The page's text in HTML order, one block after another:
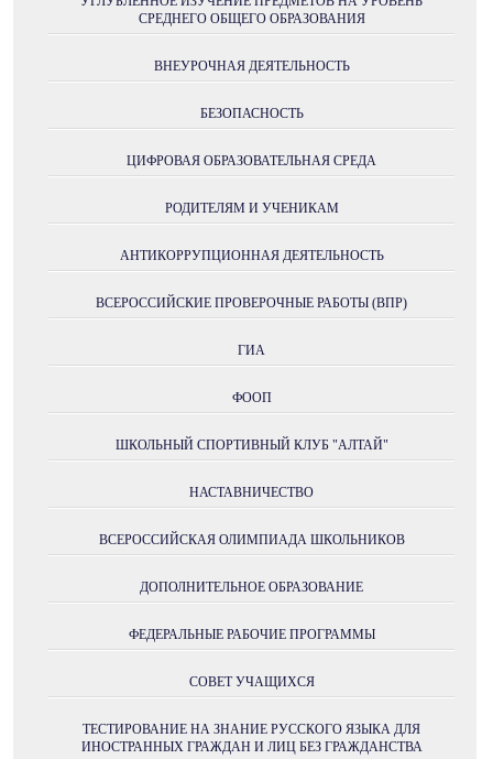
СРЕДНЕГО ОБЩЕГО ОБРАЗОВАНИЯ
ВНЕУРОЧНАЯ ДЕЯТЕЛЬНОСТЬ
БЕЗОПАСНОСТЬ
ЦИФРОВАЯ ОБРАЗОВАТЕЛЬНАЯ СРЕДА
РОДИТЕЛЯМ И УЧЕНИКАМ
АНТИКОРРУПЦИОННАЯ ДЕЯТЕЛЬНОСТЬ
ВСЕРОССИЙСКИЕ ПРОВЕРОЧНЫЕ РАБОТЫ (ВПР)
ГИА
ФООП
ШКОЛЬНЫЙ СПОРТИВНЫЙ КЛУБ "АЛТАЙ"
НАСТАВНИЧЕСТВО
ВСЕРОССИЙСКАЯ ОЛИМПИАДА ШКОЛЬНИКОВ
ДОПОЛНИТЕЛЬНОЕ ОБРАЗОВАНИЕ
ФЕДЕРАЛЬНЫЕ РАБОЧИЕ ПРОГРАММЫ
СОВЕТ УЧАЩИХСЯ
ТЕСТИРОВАНИЕ НА ЗНАНИЕ РУССКОГО ЯЗЫКА ДЛЯ
ИНОСТРАННЫХ ГРАЖДАН И ЛИЦ БЕЗ ГРАЖДАНСТВА